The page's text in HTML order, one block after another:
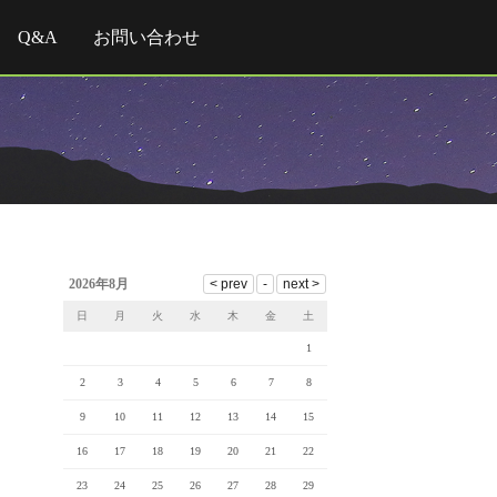
Q&A お問い合わせ
2026年8月
日 月 火 水 木 金 土
1
2 3 4 5 6 7 8
9 10 11 12 13 14 15
16 17 18 19 20 21 22
23 24 25 26 27 28 29